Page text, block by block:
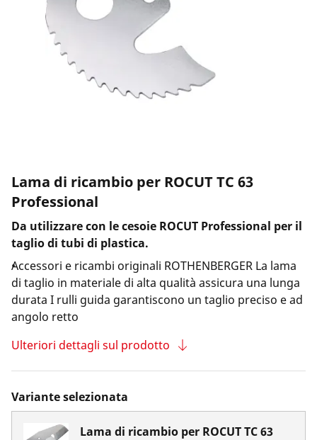
Selezione del Paese
Azienda e eventi
Lama di ricambio per ROCUT TC 63
Professional
Da utilizzare con le cesoie ROCUT Professional per il
taglio di tubi di plastica.
Accessori e ricambi originali ROTHENBERGER La lama
di taglio in materiale di alta qualità assicura una lunga
durata I rulli guida garantiscono un taglio preciso e ad
angolo retto
Ulteriori dettagli sul prodotto
Variante selezionata
Lama di ricambio per ROCUT TC 63